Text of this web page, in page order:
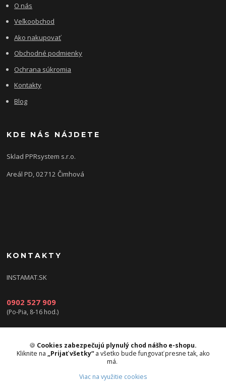
O nás
Veľkoobchod
Ako nakupovať
Obchodné podmienky
Ochrana súkromia
Kontakty
Blog
KDE NÁS NÁJDETE
Sklad PPRsystem s.r.o.
Areál PD, 02712 Čimhová
KONTAKTY
INSTAMAT.SK
0902 527 909
(Po-Pia, 8-16 hod.)
info@instamat.sk
🍪 Cookies zabezpečujú plynulý chod nášho e-shopu.
Kliknite na „Prijať všetky“a všetko bude fungovať presne tak, ako
má.
Viac na využitie cookies